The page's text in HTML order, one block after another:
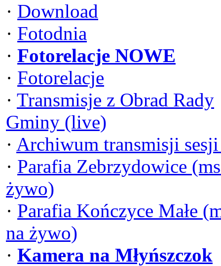
· Download
· Fotodnia
· Fotorelacje NOWE
· Fotorelacje
· Transmisje z Obrad Rady
Gminy (live)
· Archiwum transmisji
· Parafia Zebrzydowice
żywo)
· Parafia Kończyce Małe
na żywo)
· Kamera na Młyńszczok